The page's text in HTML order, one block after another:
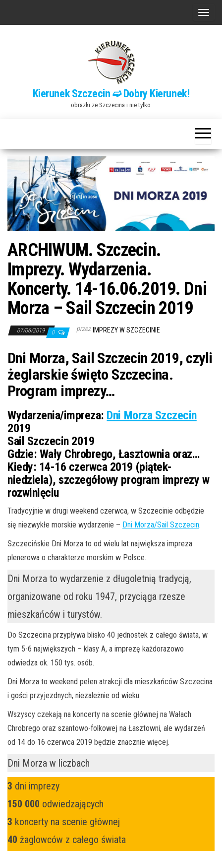
P
n
a
w
i
a
j
Kierunek Szczecin ➫ Dobry Kierunek!
obrazki ze Szczecina i nie tylko
ARCHIWUM. Szczecin.
Imprezy. Wydarzenia.
Koncerty. 14-16.06.2019. Dni
Morza – Sail Szczecin 2019
07/06/2019 0 przez IMPREZY W SZCZECINIE
Dni Morza, Sail Szczecin 2019, czyli
żeglarskie święto Szczecina.
Program imprezy…
Wydarzenia/impreza: Dni Morza Szczecin
2019
Sail Szczecin 2019
Gdzie: Wały Chrobrego, Łasztownia oraz…
Kiedy: 14-16 czerwca 2019 (piątek-
niedziela), szczegółowy program imprezy w
rozwinięciu
Tradycyjnie w drugi weekend czerwca, w Szczecinie odbędzie
się niezwykłe morskie wydarzenie – Dni Morza/Sail Szczecin.
Szczecińskie Dni Morza to od wielu lat największa impreza
plenerowa o charakterze morskim w Polsce.
Dni Morza to wydarzenie z długoletnią tradycją,
organizowane od roku 1947, przyciąga rzesze
mieszkańców i turystów.
Do Szczecina przypływa blisko 40 jednostek z całego świata, w
tym 5-6 największych – klasy A, a imprezę każdorazowo
odwiedza ok. 150 tys. osób.
Dni Morza to weekend pełen atrakcji dla mieszkańców Szczecina
i gości przyjezdnych, niezależnie od wieku.
Wszyscy czekają na koncerty na scenie głównej na Wałach
Chrobrego oraz szantowo-folkowej na Łasztowni, ale wydarzeń
od 14 do 16 czerwca 2019 będzie znacznie więcej.
Dni Morza w liczbach
3 dni imprezy
150 000 odwiedzających
3 koncerty na scenie głównej
40 żaglowców z całego świata